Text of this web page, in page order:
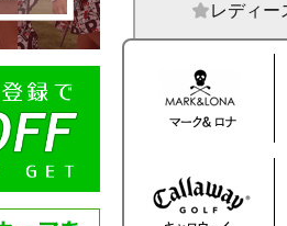
レディー